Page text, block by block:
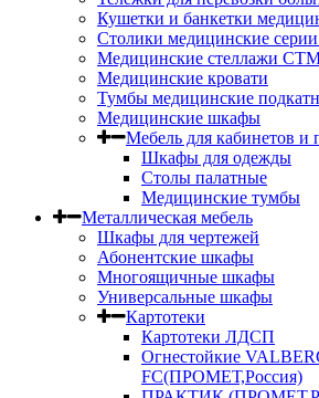
Кушетки и банкетки
Столики медицинские
Медицинские стеллажи
Медицинские кровати
Тумбы медицинские
Медицинские шкафы
Мебель для кабинетов
Шкафы для одежды
Столы палатные
Медицинские тумбы
Металлическая мебель
Шкафы для чертежей
Абонентские шкафы
Многоящичные шкафы
Универсальные шкафы
Картотеки
Картотеки ЛДСП
Огнестойкие
FC(ПРОМЕТ,Россия)